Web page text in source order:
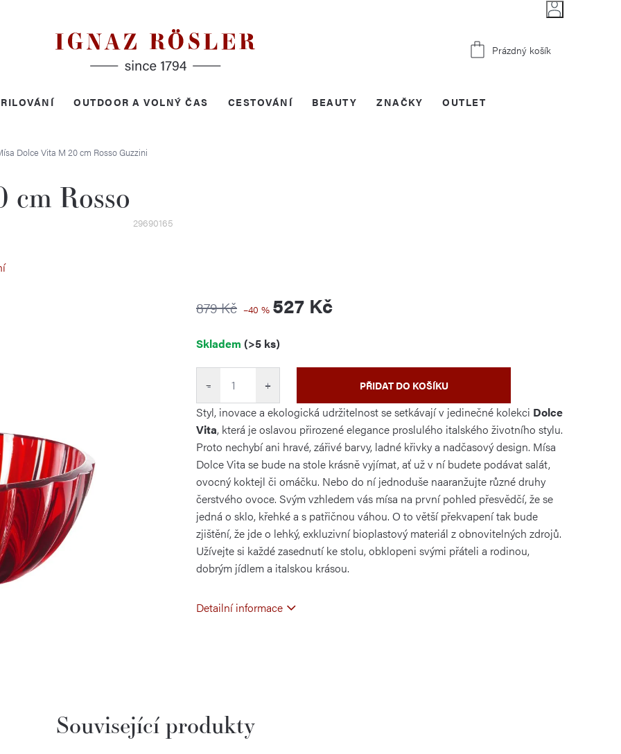
Nákupní
Prázdný košík
OUTDOOR A VOLNÝ ČAS CESTOVÁNÍ BEAUTY OUTLET
ZNAČKY
Dolce Vita M 20 cm RossoGuzzini
Rosso
29690165
879 Kč –40 % 527 Kč
cena:
Skladem (>5 ks)
+
− PŘIDAT DO KOŠÍKU
Styl, inovace a ekologická udržitelnost se setkávají v jedinečné kolekci Dolce
Vita, která je oslavou přirozené elegance proslulého italského životního stylu.
Proto nechybí ani hravé, zářivé barvy, ladné křivky a nadčasový design. Mísa
Dolce Vita se bude na stole krásně vyjímat, ať už v ní budete podávat salát,
ovocný koktejl či omáčku. Nebo do ní jednoduše naaranžujte různé druhy
čerstvého ovoce. Svým vzhledem vás mísa na první pohled přesvědčí, že se
jedná o sklo, křehké a s patřičnou váhou. O to větší překvapení tak bude
zjištění, že jde o lehký, exkluzivní bioplastový materiál z obnovitelných zdrojů.
Užívejte si každé zasednutí ke stolu, obklopeni svými přáteli a rodinou,
dobrým jídlem a italskou krásou.
Detailní informace
Související produkty